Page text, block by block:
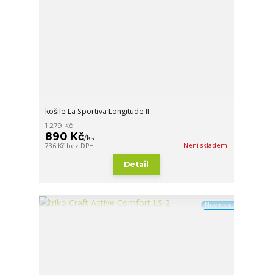
košile La Sportiva Longitude II
1 279 Kč
890 Kč/ks
736 Kč bez DPH Není skladem
Detail
Novinka